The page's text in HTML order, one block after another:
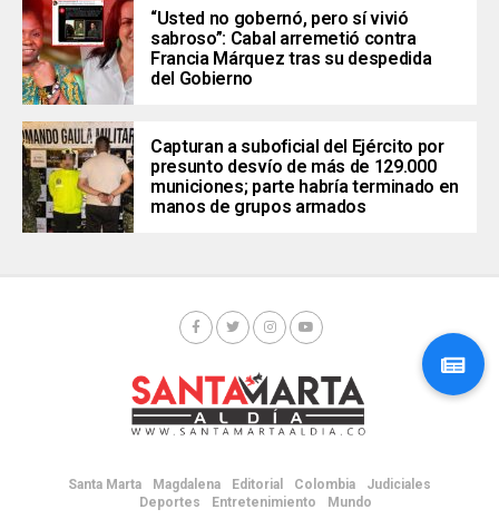
“Usted no gobernó, pero sí vivió
sabroso”: Cabal arremetió contra
Francia Márquez tras su despedida
del Gobierno
Capturan a suboficial del Ejército por
presunto desvío de más de 129.000
municiones; parte habría terminado en
manos de grupos armados
Santa Marta Magdalena Editorial Colombia
Judiciales
Deportes
Entretenimiento Mundo